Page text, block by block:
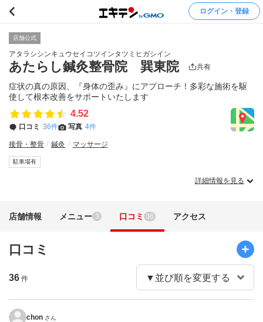
ログイン・登録
店舗公式
アタラシシンキュウセイコツインタツミヒガシイン
あたらし鍼灸整骨院 巽東院 共有
症状の真の原因、『身体の歪み』にアプローチ！多彩な施術を駆
使して根本改善をサポートいたします
4.52
口コミ 36件 写真 4件
接骨・整骨 鍼灸 マッサージ
駐車場有
詳細情報を見る
店舗情報 メニュー 3 口コミ 36 アクセス
口コミ
36 件
chon さん